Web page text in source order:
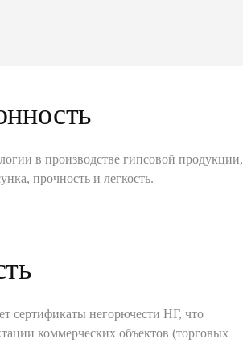
в производстве гипсовой продукции,
прочность и легкость.
сертификаты негорючести НГ, что
коммерческих объектов (торговых